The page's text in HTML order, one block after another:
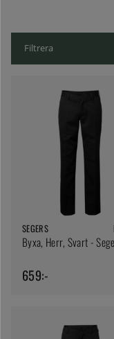
Filtrera
SEGERS
Byxa, Herr, Svart -
659:-